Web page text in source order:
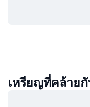
เหรียญที่คล้าย